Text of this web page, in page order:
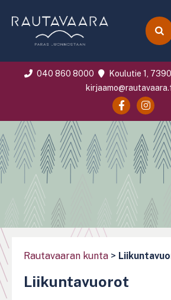
040 860 8000
Koulutie 1,
Rautavaaran kunta >
Liikuntavuorot